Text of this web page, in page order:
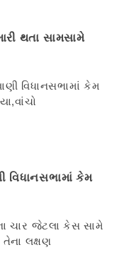
થતા સામસામે
વિધાનસભામાં કેમ